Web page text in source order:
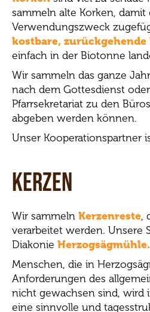
sammeln alte Korken,
Verwendungszweck
kostbare, zurückgehende
einfach in der Biotonne
Wir sammeln das ganze
nach dem Gottesdienst
Pfarrsekretariat zu den
abgeben werden können.
Unser Kooperationspartner
Kerzen
Wir sammeln Kerzenreste,
verarbeitet werden. Unsere
Diakonie Herzogsägmühle.
Menschen, die in
Anforderungen des
nicht gewachsen sind, wird
eine sinnvolle und